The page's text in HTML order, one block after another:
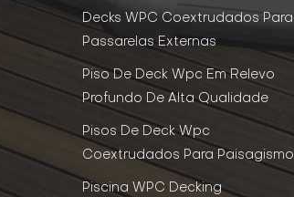
Decks WPC Coextrudados Para
Passarelas Externas
Piso De Deck Wpc Em Relevo
Profundo De Alta Qualidade
Pisos De Deck Wpc
Coextrudados Para Paisagismo
Piscina WPC Decking